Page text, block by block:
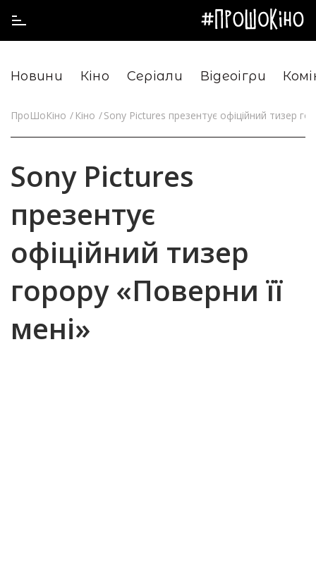
Новини Кіно Серіали Відеоігри
ПроШоКіно Кіно Sony Pictures презентує офіційний тизер
Sony Pictures
презентує
офіційний тизер
горору «Поверни її
мені»